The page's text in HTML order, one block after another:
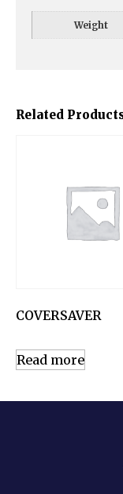
Related
COVERSAVER
Read more
Weight